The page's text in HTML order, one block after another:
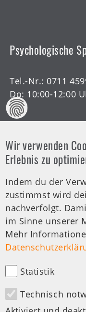
Psychologische
Tel.-Nr.: 0711
Do: 10:00-12:00
Offene
Tel.-Nr.: 0711
Offene
Di: 19:00-20:00
medizinische
Besuchen Sie uns
Wir verwenden
Erlebnis zu
Indem du der
zustimmst wird
nachverfolgt.
im Sinne unserer
Mehr
Statistik
Technisch